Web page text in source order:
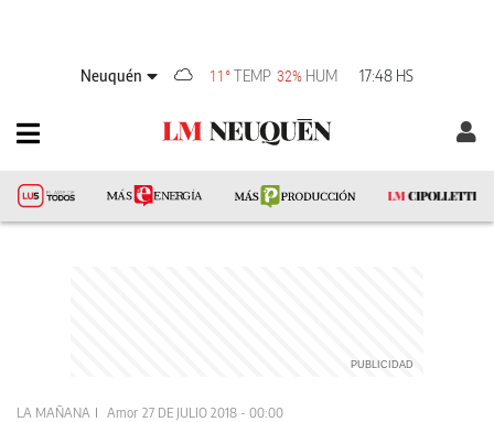
Neuquén 11° TEMP 32% HUM 17:48 HS
LA MAÑANA Amor 27 DE JULIO 2018 - 00:00